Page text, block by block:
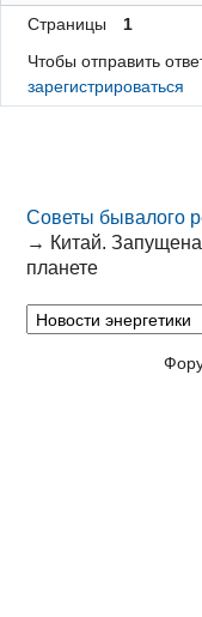
Страницы
1
Чтобы отправить
зарегистрироваться
Советы бывалого
→ Китай.
планете